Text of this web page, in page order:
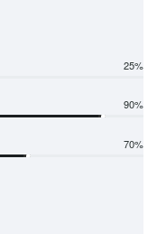
25%
90%
70%